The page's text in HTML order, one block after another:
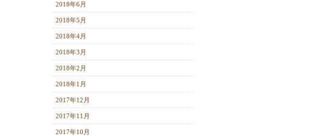
2018年6月
2018年5月
2018年4月
2018年3月
2018年2月
2018年1月
2017年12月
2017年11月
2017年10月